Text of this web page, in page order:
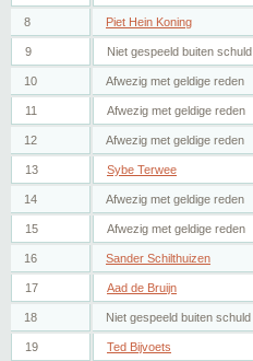
8 Piet Hein Koning
9 Niet gespeeld buiten schuld
10 Afwezig met geldige reden
11 Afwezig met geldige reden
12 Afwezig met geldige reden
13 Sybe Terwee
14 Afwezig met geldige reden
15 Afwezig met geldige reden
16 Sander Schilthuizen
17 Aad de Bruijn
18 Niet gespeeld buiten schuld
19 Ted Bijvoets